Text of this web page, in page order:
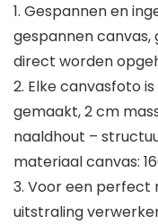
1. Gespannen en
gespannen canvas,
direct worden
2. Elke canvasfoto
gemaakt, 2 cm
naaldhout –
materiaal canvas:
3. Voor een perfect
uitstraling